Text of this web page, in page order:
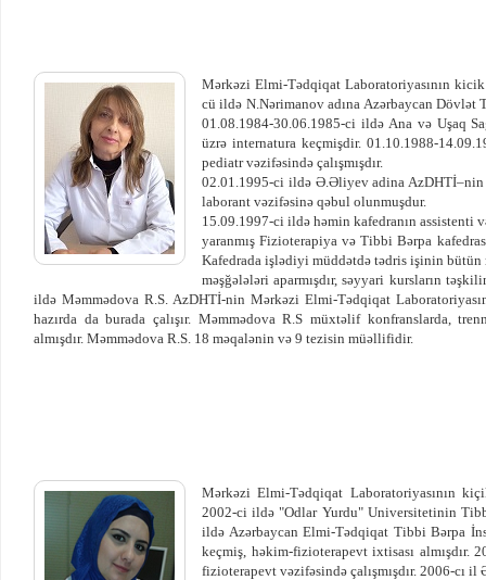
Mərkəzi Elmi-Tədqiqat Laboratoriyasının
cü ildə N.Nərimanov adına Azərbaycan
01.08.1984-30.06.1985-ci ildə Ana və Uşaq
üzrə internatura keçmişdir. 01.10.1988-
pediatr vəzifəsində çalışmışdır.
02.01.1995-ci ildə Ə.Əliyev adina AzDHTİ–nin
laborant vəzifəsinə qəbul olunmuşdur.
15.09.1997-ci ildə həmin kafedranın
yaranmış Fizioterapiya və Tibbi Bərpa
Kafedrada işlədiyi müddətdə tədris işinin
məşğələləri aparmışdır, səyyari kursların
ildə Məmmədova R.S. AzDHTİ-nin Mərkəzi Elmi-Tədqiqat
hazırda da burada çalışır. Məmmədova R.S müxtəlif konfranslarda,
almışdır. Məmmədova R.S. 18 məqalənin və 9 tezisin müəllifidir.
Mərkəzi Elmi-Tədqiqat Laboratoriyasının
2002-ci ildə "Odlar Yurdu" Universitetinin
ildə Azərbaycan Elmi-Tədqiqat Tibbi Bərpa
keçmiş, həkim-fizioterapevt ixtisası
fizioterapevt vəzifəsində çalışmışdır. 2006-